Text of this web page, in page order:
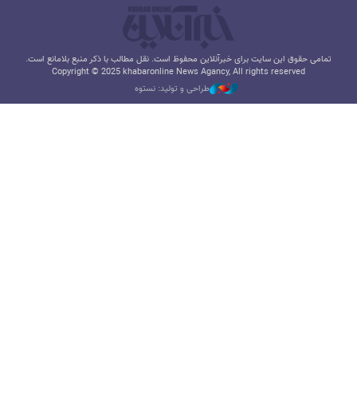
تمامی حقوق این سایت برای خبرآنلاین محفوظ است. نقل مطالب با ذکر منبع بلامانع است.
Copyright © 2025 khabaronline News Agancy, All rights reserved
طراحی و تولید: نستوه